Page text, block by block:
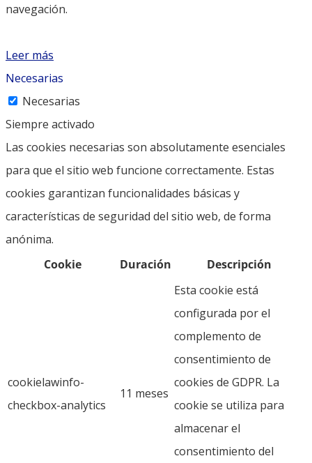
navegación.
Leer más
Necesarias
Necesarias
Siempre activado
Las cookies necesarias son absolutamente esenciales
para que el sitio web funcione correctamente. Estas
cookies garantizan funcionalidades básicas y
características de seguridad del sitio web, de forma
anónima.
Cookie
Duración Descripción
cookielawinfo-
checkbox-analytics
11 meses
Esta cookie está
configurada por el
complemento de
consentimiento de
cookies de GDPR. La
cookie se utiliza para
almacenar el
consentimiento del